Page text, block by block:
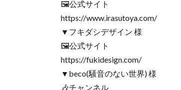
🖼公式サイト
https://www.irasutoya.com/
▼フキダシデザイン 様
🖼公式サイト
https://fukidesign.com/
▼beco(騒音のない世界) 様
🎶チャンネル